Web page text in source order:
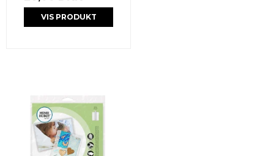
VIS PRODUKT